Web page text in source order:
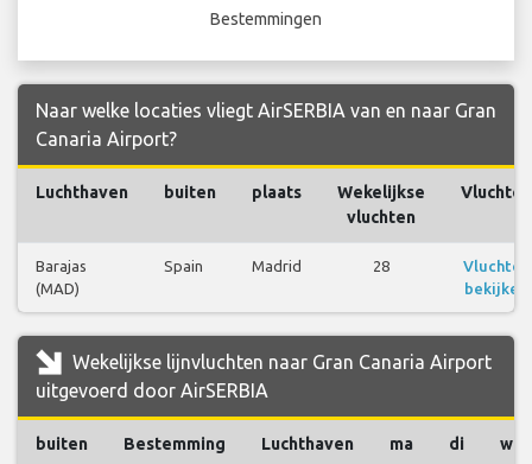
Bestemmingen
Naar welke locaties vliegt AirSERBIA van en naar Gran
Canaria Airport?
Luchthaven buiten plaats
Wekelijkse
vluchten
Vluchten
Barajas
(MAD)
Spain Madrid 28
Vluchten
bekijken
Wekelijkse lijnvluchten naar Gran Canaria Airport
uitgevoerd door AirSERBIA
buiten Bestemming Luchthaven ma di wo